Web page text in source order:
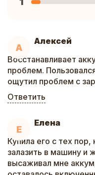
А
Алексей
Восстанавливает
проблем.
ощутил проблем с
Ответить
Е
Елена
Купила его с тех
залазить в машину и
высаживал мне